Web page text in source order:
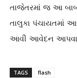
તાજેતરમાં જ આ
તાલુકા પંચાયતમાં
આવી આવેદન
TAGS flash